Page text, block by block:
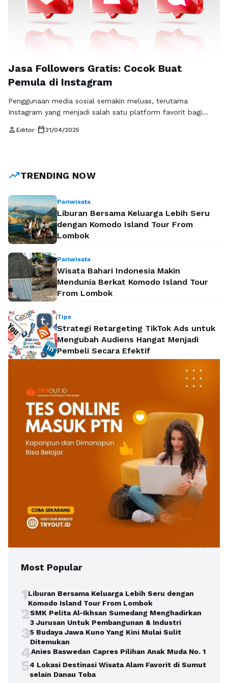
Jasa Followers Gratis: Cocok Buat
Pemula di Instagram
Penggunaan media sosial semakin meluas, terutama
Instagram yang menjadi salah satu platform favorit bagi
eksistensi di Instagram sangat penting. Namun, bagi pemula,
tanpa membebani anggaran. Jasa …
person Editor• calendar_today 21/04/2025
trending_upTRENDING NOW
Pariwisata
Liburan Bersama Keluarga Lebih Seru
dengan Komodo Island Tour From
Lombok
Pariwisata
Wisata Bahari Indonesia Makin
Mendunia Berkat Komodo Island Tour
From Lombok
Tips
Strategi Retargeting TikTok Ads untuk
Mengubah Audiens Hangat Menjadi
Pembeli Secara Efektif
Most Popular
1Liburan Bersama Keluarga Lebih Seru dengan
Komodo Island Tour From Lombok
2SMK Pelita Al-Ikhsan Sumedang Menghadirkan
3 Jurusan Untuk Pembangunan & Industri
35 Budaya Jawa Kuno Yang Kini Mulai Sulit
Ditemukan
4Anies Baswedan Capres Pilihan Anak Muda No. 1
54 Lokasi Destinasi Wisata Alam Favorit di Sumut
selain Danau Toba